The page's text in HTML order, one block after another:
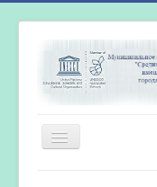
Включить/
выключить